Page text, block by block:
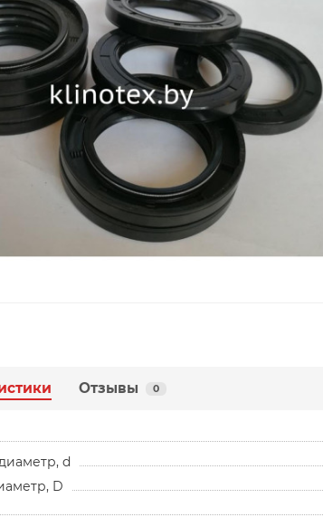
Отзывы 0
d
D